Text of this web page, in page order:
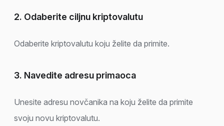
2. Odaberite ciljnu kriptovalutu
Odaberite kriptovalutu koju želite da primite.
3. Navedite adresu primaoca
Unesite adresu novčanika na koju želite da primite
svoju novu kriptovalutu.